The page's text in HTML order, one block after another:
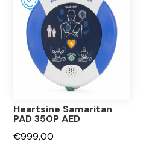
Heartsine Samaritan
PAD 350P AED
€999,00